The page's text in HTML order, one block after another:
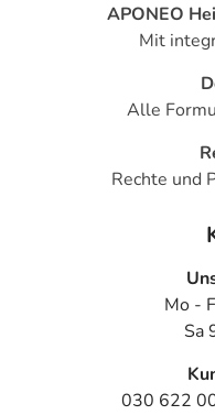
APONEO
Mit
Alle
Rechte und
Mo -
Sa
030 622